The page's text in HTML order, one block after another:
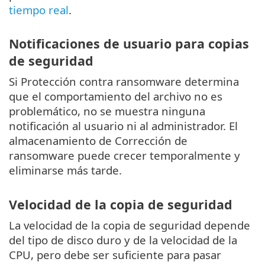
tiempo real.
Notificaciones de usuario para copias
de seguridad
Si Protección contra ransomware determina
que el comportamiento del archivo no es
problemático, no se muestra ninguna
notificación al usuario ni al administrador. El
almacenamiento de Corrección de
ransomware puede crecer temporalmente y
eliminarse más tarde.
Velocidad de la copia de seguridad
La velocidad de la copia de seguridad depende
del tipo de disco duro y de la velocidad de la
CPU, pero debe ser suficiente para pasar